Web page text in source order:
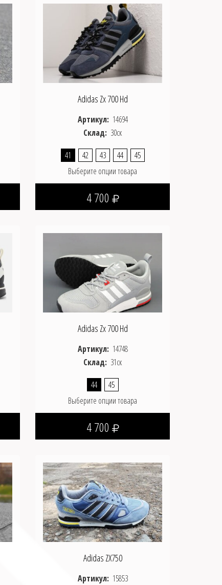
Adidas Zx 700 Hd
Артикул: 14694
Склад: 30ск
41 42 43 44
45
Выберите опции товара
4 700
Adidas Zx 700 Hd
Артикул: 14748
Склад: 31ск
44
45
Выберите опции товара
4 700
Adidas ZX750
Артикул: 15853